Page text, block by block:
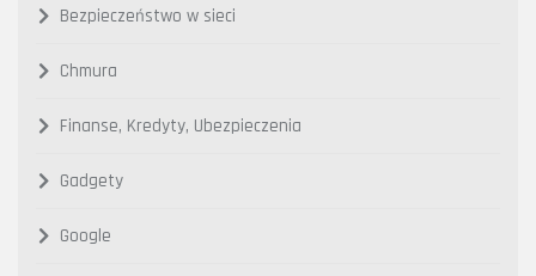
Bezpieczeństwo w sieci
Chmura
Finanse, Kredyty, Ubezpieczenia
Gadgety
Google